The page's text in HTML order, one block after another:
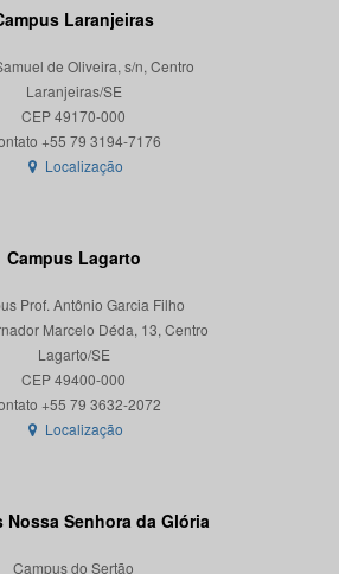
Laranjeiras
de Oliveira, s/n, Centro
Laranjeiras/SE
CEP 49170-000
Localização
Campus Lagarto
Prof. Antônio Garcia Filho
Marcelo Déda, 13, Centro
Lagarto/SE
CEP 49400-000
Localização
Nossa Senhora da Glória
Campus do Sertão